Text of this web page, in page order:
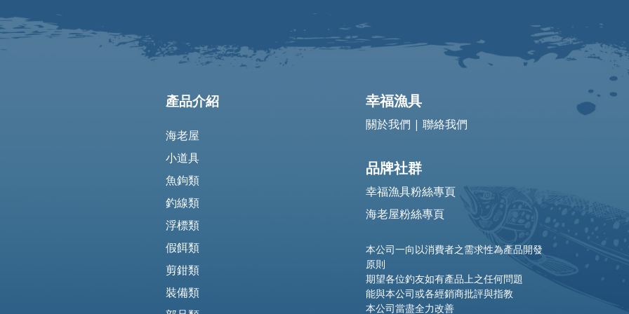
產品介紹
海老屋
小道具
魚鉤類
釣線類
浮標類
假餌類
剪鉗類
裝備類
幸福漁具
關於我們 | 聯絡我們
品牌社群
幸福漁具粉絲專頁
海老屋粉絲專頁
本公司一向以消費者之需求性為產品開發
原則
期望各位釣友如有產品上之任何問題
能與本公司或各經銷商批評與指教
本公司當盡全力改善